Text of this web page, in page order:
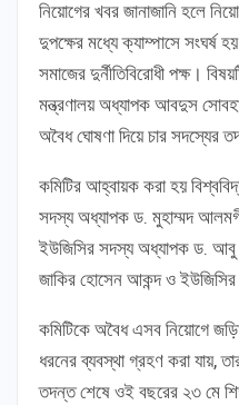
নিয়োগের খবর জানাজানি হলে
দুপক্ষের মধ্যে ক্যাম্পাসে সংঘর্ষ
সমাজের দুর্নীতিবিরোধী পক্ষ।
মন্ত্রণালয় অধ্যাপক আবদুস
অবৈধ ঘোষণা দিয়ে চার সদস্যের
কমিটির আহ্বায়ক করা হয়
সদস্য অধ্যাপক ড. মুহাম্মদ
ইউজিসির সদস্য অধ্যাপক ড. আবু
জাকির হোসেন আকন্দ ও ইউজিসির
কমিটিকে অবৈধ এসব নিয়োগে
ধরনের ব্যবস্থা গ্রহণ করা যায়,
তদন্ত শেষে ওই বছরের ২৩ মে